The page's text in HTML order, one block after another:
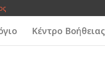
Κέντρο Βοήθειας